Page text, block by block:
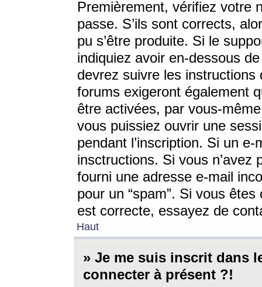
Premièrement, vérifiez votre
passe. S’ils sont corrects,
pu s’être produite. Si le
indiquiez avoir en-dessous
devrez suivre les
forums exigeront également
être activées, par vous-
vous puissiez ouvrir une
pendant l’inscription. Si un
insctructions. Si vous n’avez
fourni une adresse e-mail
pour un “spam”. Si vous
est correcte, essayez de
Haut
» Je me suis inscrit dans
connecter à présent ?!